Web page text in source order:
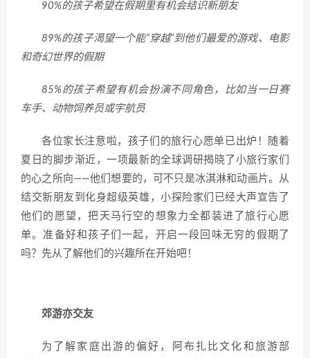
90%的孩子希望在假期里有机会结识新朋友
89%的孩子渴望一个能“穿越”到他们最爱的游戏、电影
和奇幻世界的假期
85%的孩子希望有机会扮演不同角色，比如当一日赛
车手、动物饲养员或宇航员
各位家长注意啦，孩子们的旅行心愿单已出炉！随着
夏日的脚步渐近，一项最新的全球调研揭晓了小旅行家们
的心之所向——他们想要的，可不只是冰淇淋和动画片。从
结交新朋友到化身超级英雄，小探险家们已经大声宣告了
他们的愿望，把天马行空的想象力全都装进了旅行心愿
单。准备好和孩子们一起，开启一段回味无穷的假期了
吗？先从了解他们的兴趣所在开始吧！
郊游亦交友
为了解家庭出游的偏好，阿布扎比文化和旅游部